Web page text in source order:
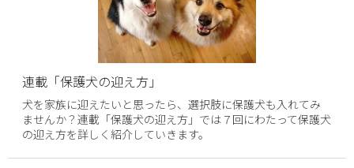
連載「保護犬の迎え方」
犬を家族に迎えたいと思ったら、選択肢に保護犬も入れてみ
ませんか？連載「保護犬の迎え方」では７回にわたって保護犬
の迎え方を詳しく紹介していきます。